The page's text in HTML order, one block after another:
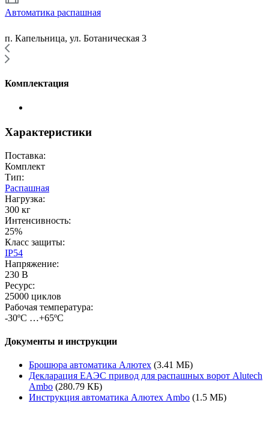
Автоматика распашная
п. Капельница, ул. Ботаническая 3
Комплектация
Характеристики
Поставка:
Комплект
Тип:
Распашная
Нагрузка:
300 кг
Интенсивность:
25%
Класс защиты:
IP54
Напряжение:
230 В
Ресурс:
25000 циклов
Рабочая температура:
-30ºС …+65ºС
Документы и инструкции
Брошюра автоматика Алютех (3.41 МБ)
Декларация ЕАЭС привод для распашных ворот Alutech
Ambo (280.79 КБ)
Инструкция автоматика Алютех Ambo (1.5 МБ)